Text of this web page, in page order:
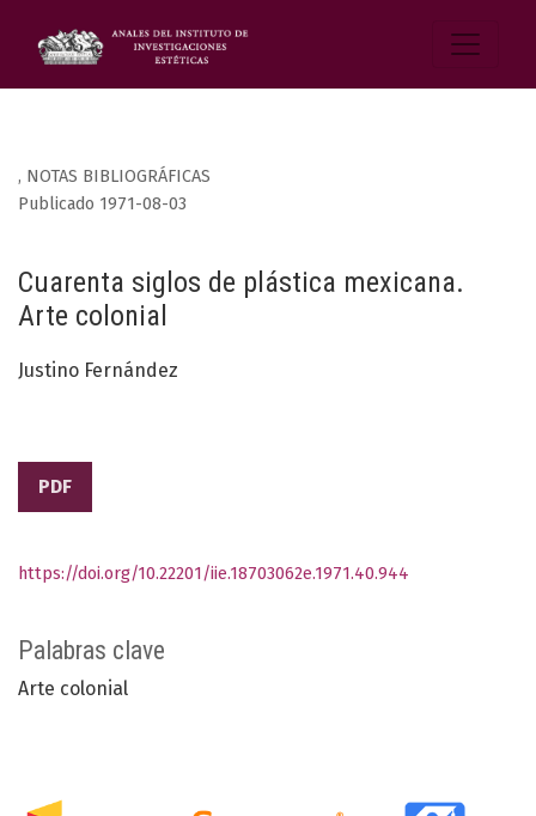
, NOTAS BIBLIOGRÁFICAS
Cuarenta siglos de plástica mexicana.
Arte colonial
Publicado 1971-08-03
Justino Fernández
PDF
Palabras clave
Arte colonial
https://doi.org/10.22201/iie.18703062e.1971.40.944